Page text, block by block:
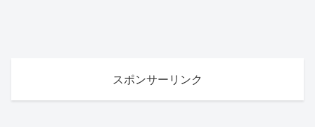
スポンサーリンク